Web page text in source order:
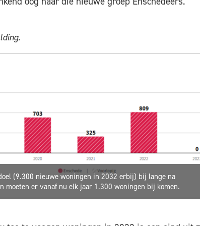
(9.300 nieuwe woningen in 2032 erbij) bij lange na
moeten er vanaf nu elk jaar 1.300 woningen bij komen.